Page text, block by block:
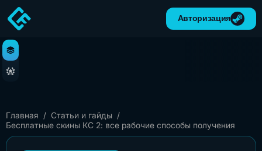
Авторизация
Главная / Статьи и гайды /
Бесплатные скины КС 2: все рабочие способы получения